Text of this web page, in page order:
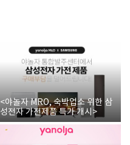
<야놀자 MRO, 숙박업소 위한 삼
성전자 가전제품 특가 개시>